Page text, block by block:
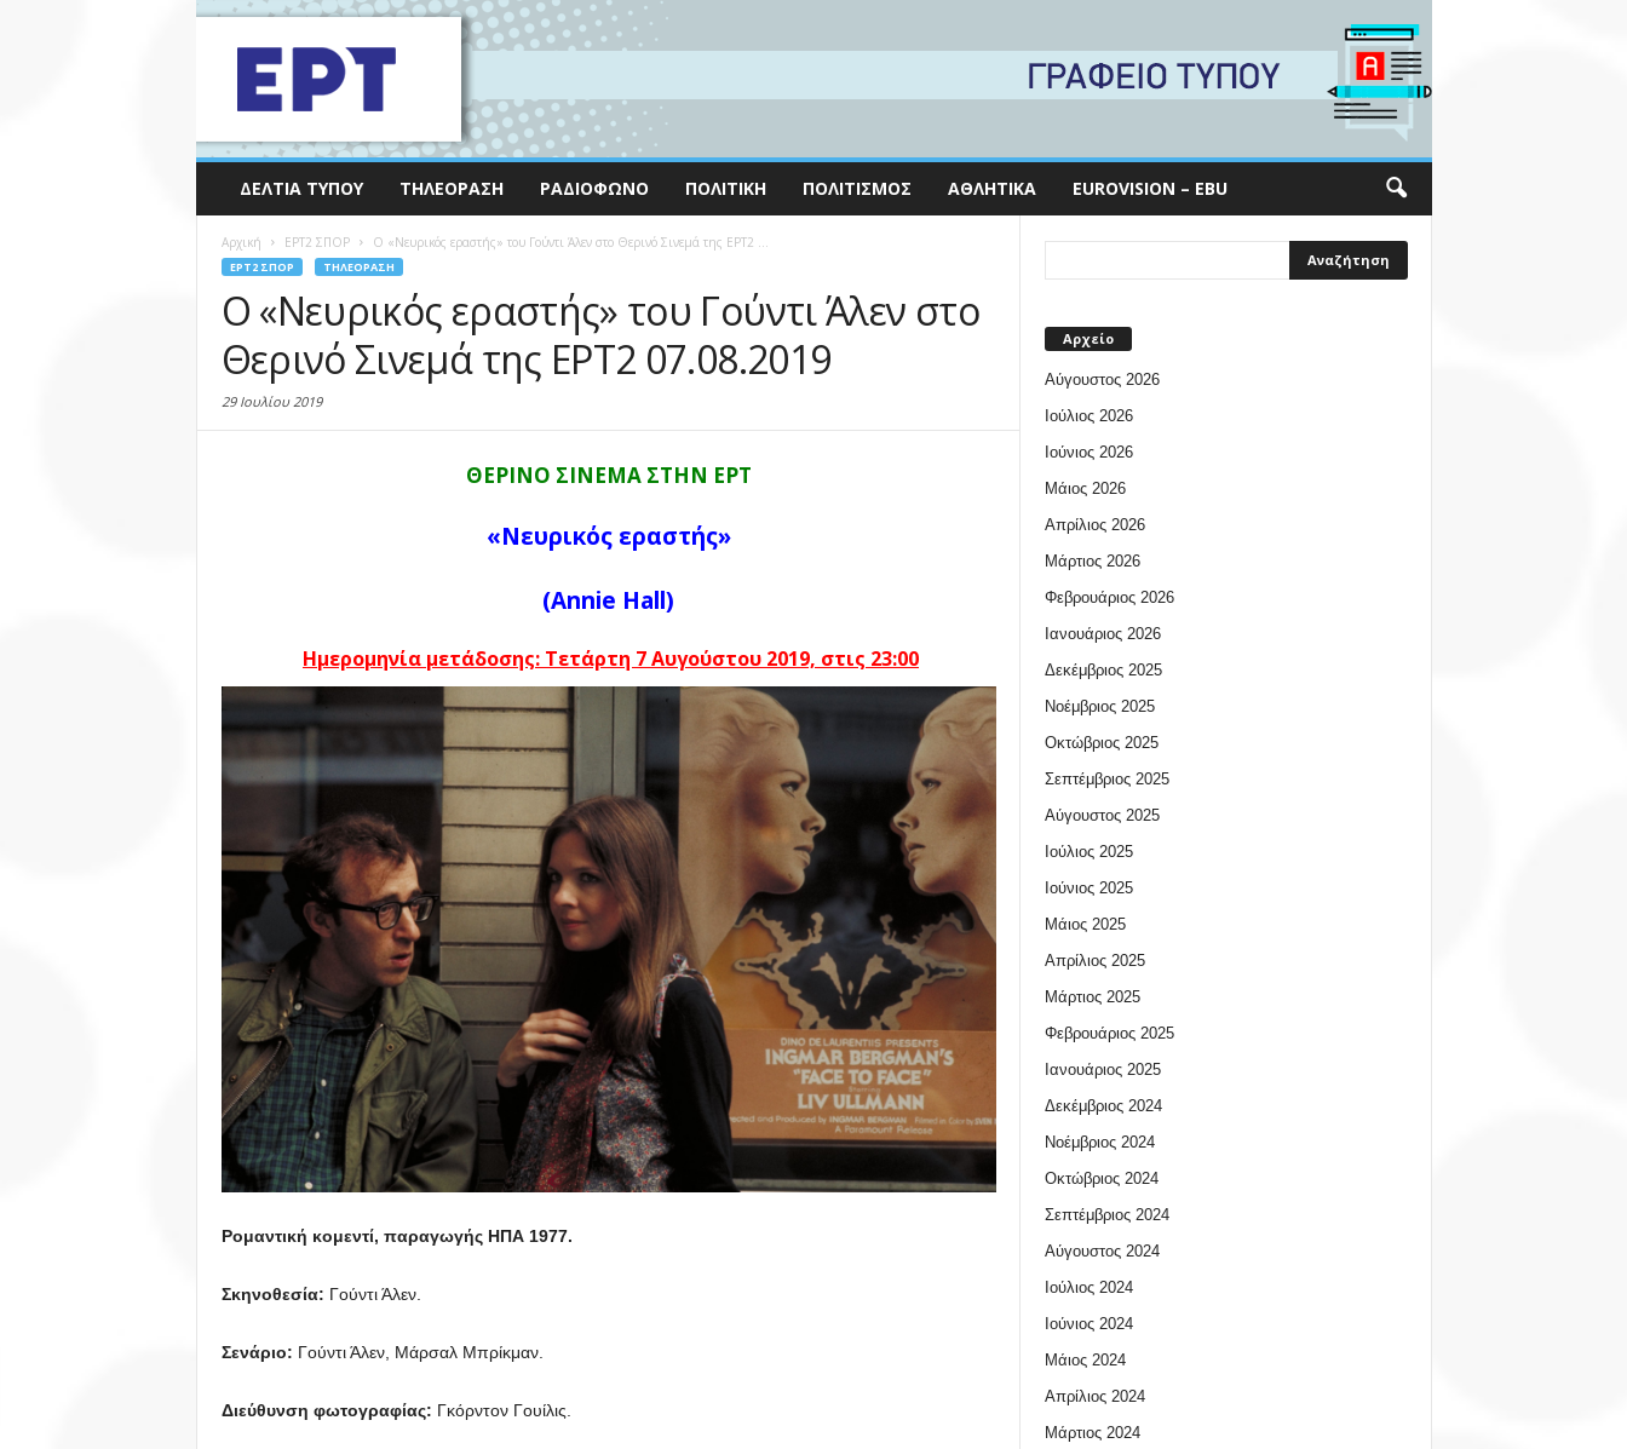
ΔΕΛΤΊΑ ΤΎΠΟΥ ΤΗΛΕΌΡΑΣΗ ΡΑΔΙΌΦΩΝΟ ΠΟΛΙΤΙΚΉ ΠΟΛΙΤΙΣΜΌΣ ΑΘΛΗΤΙΚΆ EUROVISION – EBU
Αρχική EΡΤ2 ΣΠΟΡ Ο «Νευρικός εραστής» του Γούντι Άλεν στο Θερινό Σινεμά της ΕΡΤ2 ...
EΡΤ2 ΣΠΟΡ ΤΗΛΕΌΡΑΣΗ
Ο «Νευρικός εραστής» του Γούντι Άλεν στο
Θερινό Σινεμά της ΕΡΤ2 07.08.2019
29 Ιουλίου 2019
ΘΕΡΙΝΟ ΣΙΝΕΜΑ ΣΤΗΝ ΕΡΤ
«Νευρικός εραστής»
(Annie Hall)
Ημερομηνία μετάδοσης: Τετάρτη 7 Αυγούστου 2019, στις 23:00
Ρομαντική κομεντί, παραγωγής ΗΠΑ 1977.
Σκηνοθεσία: Γούντι Άλεν.
Σενάριο: Γούντι Άλεν, Μάρσαλ Μπρίκμαν.
Διεύθυνση φωτογραφίας: Γκόρντον Γουίλις.
Αρχείο
Αύγουστος 2026
Ιούλιος 2026
Ιούνιος 2026
Μάιος 2026
Απρίλιος 2026
Μάρτιος 2026
Φεβρουάριος 2026
Ιανουάριος 2026
Δεκέμβριος 2025
Νοέμβριος 2025
Οκτώβριος 2025
Σεπτέμβριος 2025
Αύγουστος 2025
Ιούλιος 2025
Ιούνιος 2025
Μάιος 2025
Απρίλιος 2025
Μάρτιος 2025
Φεβρουάριος 2025
Ιανουάριος 2025
Δεκέμβριος 2024
Νοέμβριος 2024
Οκτώβριος 2024
Σεπτέμβριος 2024
Αύγουστος 2024
Ιούλιος 2024
Ιούνιος 2024
Μάιος 2024
Απρίλιος 2024
Μάρτιος 2024